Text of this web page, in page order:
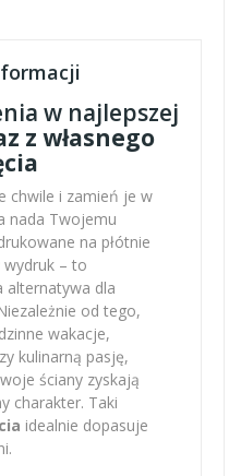
w najlepszej
z własnego
chwile i zamień je w
nada Twojemu
na płótnie
wydruk – to
alternatywa dla
od tego,
wakacje,
kulinarną pasję,
ściany zyskają
charakter. Taki
idealnie dopasuje